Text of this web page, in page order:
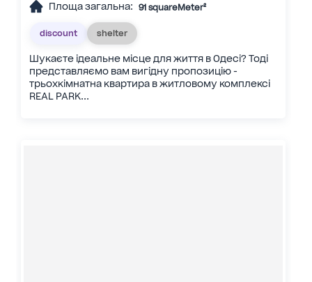
Площа загальна: 91 squareMeter²
discount shelter
Шукаєте ідеальне місце для життя в Одесі? Тоді
представляємо вам вигідну пропозицію -
трьохкімнатна квартира в житловому комплексі
REAL PARK...